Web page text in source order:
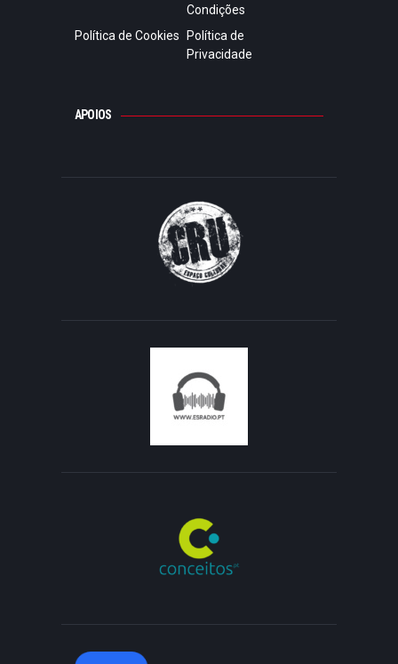
Condições
Política de Cookies
Política de
Privacidade
APOIOS